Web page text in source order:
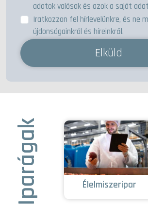
adatok valósak és azok a saját
Iratkozzon fel hírlevelünkre, és ne
újdonságainkról és híreinkről.
Elküld
Iparágak Élelmiszeripar